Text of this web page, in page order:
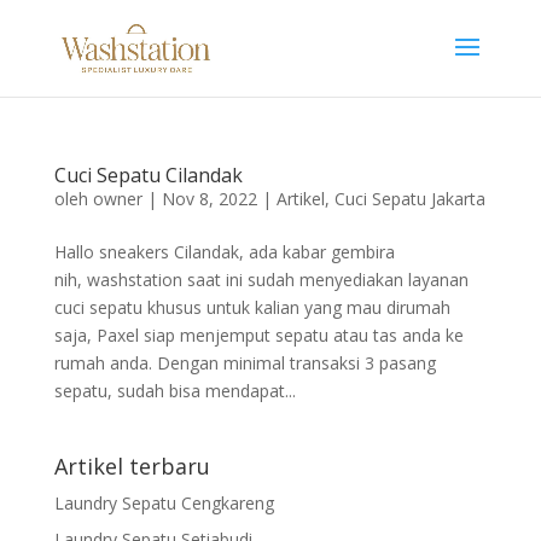
Cuci Sepatu Cilandak
oleh owner| Nov 8, 2022| Artikel, Cuci Sepatu Jakarta
Hallo sneakers Cilandak, ada kabar gembira
nih, washstation saat ini sudah menyediakan layanan
cuci sepatu khusus untuk kalian yang mau dirumah
saja, Paxel siap menjemput sepatu atau tas anda ke
rumah anda. Dengan minimal transaksi 3 pasang
sepatu, sudah bisa mendapat...
Artikel terbaru
Laundry Sepatu Cengkareng